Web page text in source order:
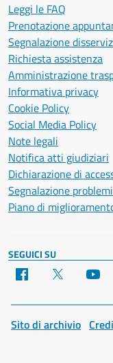
Leggi le FAQ
Prenotazione
Segnalazione
Richiesta assistenza
Amministrazione
Informativa privacy
Cookie Policy
Social Media Policy
Note legali
Notifica atti giudiziari
Dichiarazione di
Segnalazione
Piano di
SEGUICI SU
Facebook
Sito di archivio